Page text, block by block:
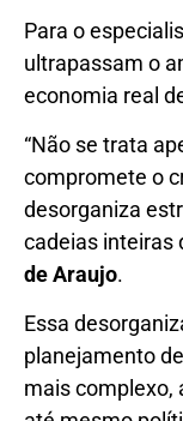
Para o
ultrapassam o
economia real
“Não se trata
compromete o
desorganiza
cadeias inteiras
de Araujo.
Essa
planejamento
mais complexo,